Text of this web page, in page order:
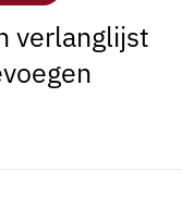
verlanglijst